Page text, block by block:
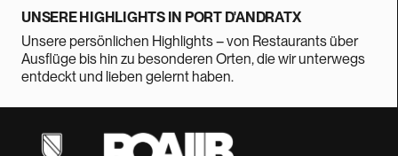
UNSERE HIGHLIGHTS IN PORT D'ANDRATX
Unsere persönlichen Highlights – von Restaurants über
Ausflüge bis hin zu besonderen Orten, die wir unterwegs
entdeckt und lieben gelernt haben.